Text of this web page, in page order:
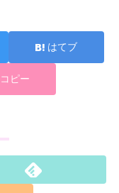
はてブ
コピー